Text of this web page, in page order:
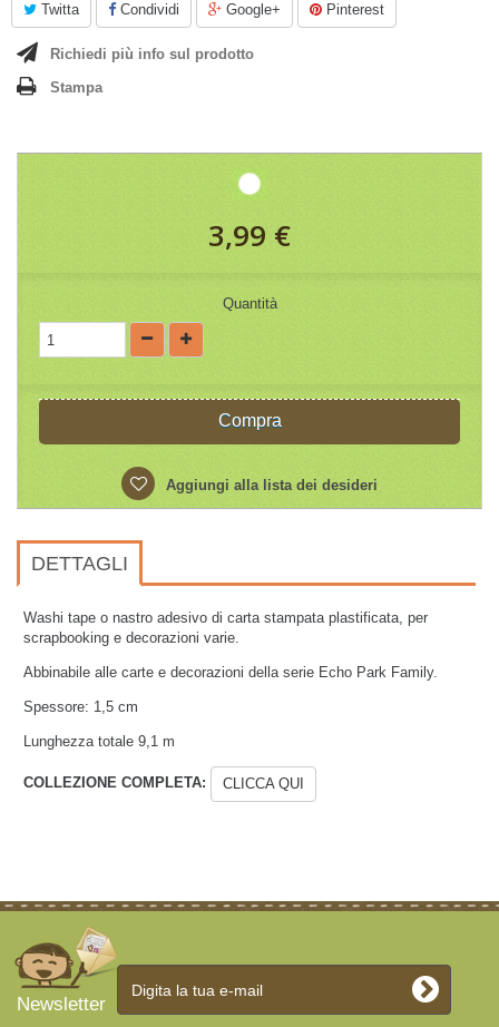
Twitta Condividi Google+ Pinterest
Richiedi più info sul prodotto
Stampa
3,99 €
Quantità
Compra
Aggiungi alla lista dei desideri
DETTAGLI
Washi tape o nastro adesivo di carta stampata plastificata, per
scrapbooking e decorazioni varie.
Abbinabile alle carte e decorazioni della serie Echo Park Family.
Spessore: 1,5 cm
Lunghezza totale 9,1 m
COLLEZIONE COMPLETA: CLICCA QUI
Newsletter